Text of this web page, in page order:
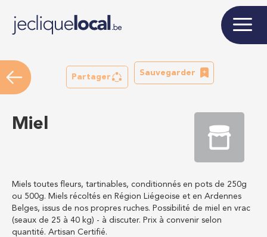
Partager
Sauvegarder
Miel
Miels toutes fleurs, tartinables, conditionnés en pots de 250g
ou 500g. Miels récoltés en Région Liégeoise et en Ardennes
Belges, issus de nos propres ruches. Possibilité de miel en vrac
(seaux de 25 à 40 kg) - à discuter. Prix à convenir selon
quantité. Artisan Certifié.